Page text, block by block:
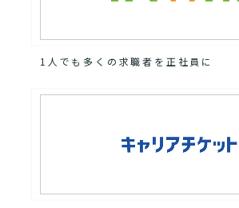
1人でも多くの求職者を正社員に